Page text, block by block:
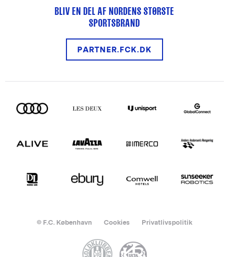
BLIV EN DEL AF NORDENS STØRSTE
SPORTSBRAND
PARTNER.FCK.DK
© F.C. København Cookies Privatlivspolitik